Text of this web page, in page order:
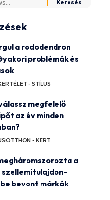
a rododendron
problémák és
ÉLET - STÍLUS
megfelelő
az év minden
OTTHON - KERT
a
bevont márkák